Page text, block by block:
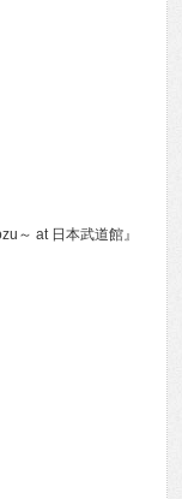
～ at 日本武道館』